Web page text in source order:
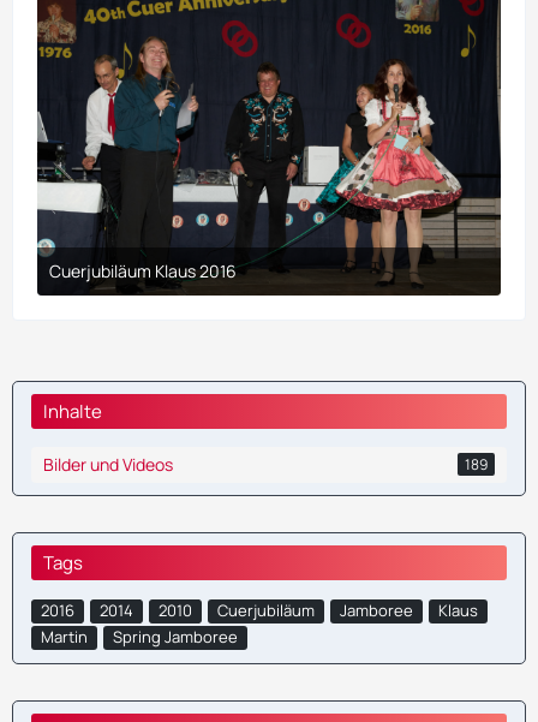
Cuerjubiläum Klaus 2016
9. April 2017 um 00:23
Inhalte
Bilder und Videos 189
Tags
2016 2014 2010 Cuerjubiläum Jamboree
Klaus
Martin
Spring Jamboree